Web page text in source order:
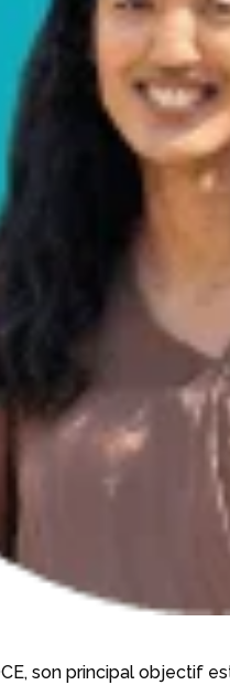
son principal objectif